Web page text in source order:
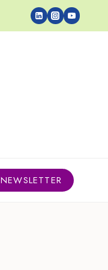
NEWSLETTER